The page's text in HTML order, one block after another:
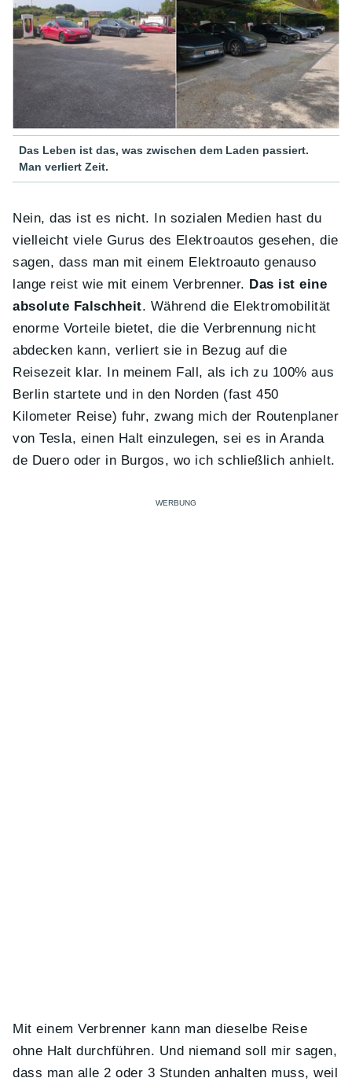
Das Leben ist das, was zwischen dem Laden passiert.
Man verliert Zeit.
Nein, das ist es nicht. In sozialen Medien hast du
vielleicht viele Gurus des Elektroautos gesehen, die
sagen, dass man mit einem Elektroauto genauso
lange reist wie mit einem Verbrenner. Das ist eine
absolute Falschheit. Während die Elektromobilität
enorme Vorteile bietet, die die Verbrennung nicht
abdecken kann, verliert sie in Bezug auf die
Reisezeit klar. In meinem Fall, als ich zu 100% aus
Berlin startete und in den Norden (fast 450
Kilometer Reise) fuhr, zwang mich der Routenplaner
von Tesla, einen Halt einzulegen, sei es in Aranda
de Duero oder in Burgos, wo ich schließlich anhielt.
Mit einem Verbrenner kann man dieselbe Reise
ohne Halt durchführen. Und niemand soll mir sagen,
dass man alle 2 oder 3 Stunden anhalten muss, weil